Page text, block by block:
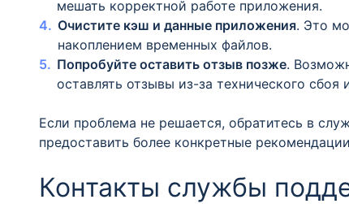
мешать корректной работе приложения.
Очистите кэш и данные приложения. Это
накоплением временных файлов.
Попробуйте оставить отзыв позже.
оставлять отзывы из-за технического сбоя
Если проблема не решается, обратитесь в
предоставить более конкретные
Контакты службы